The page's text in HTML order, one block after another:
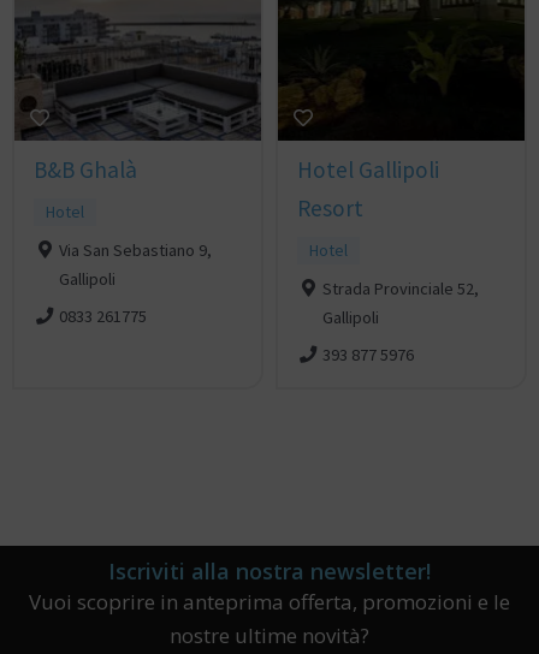
B&B Ghalà
Hotel
Via San Sebastiano 9,
Gallipoli
0833 261775
Hotel Gallipoli
Resort
Hotel
Strada Provinciale 52,
Gallipoli
393 877 5976
Iscriviti alla nostra newsletter!
Vuoi scoprire in anteprima offerta, promozioni e le
nostre ultime novità?